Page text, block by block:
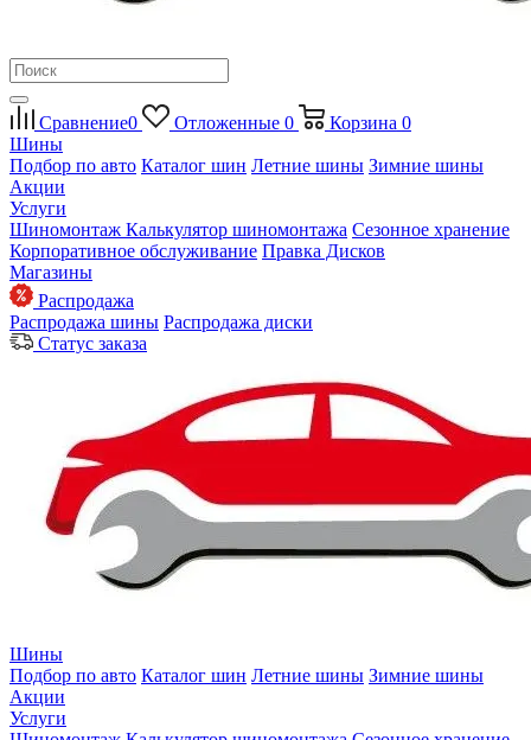
Сравнение0 Отложенные 0 Корзина 0
Шины
Подбор по авто Каталог шин Летние шины Зимние шины
Акции
Услуги
Шиномонтаж Калькулятор шиномонтажа Сезонное хранение
Корпоративное обслуживание Правка Дисков
Магазины
Распродажа
Распродажа шины Распродажа диски
Статус заказа
Шины
Подбор по авто Каталог шин Летние шины Зимние шины
Акции
Услуги